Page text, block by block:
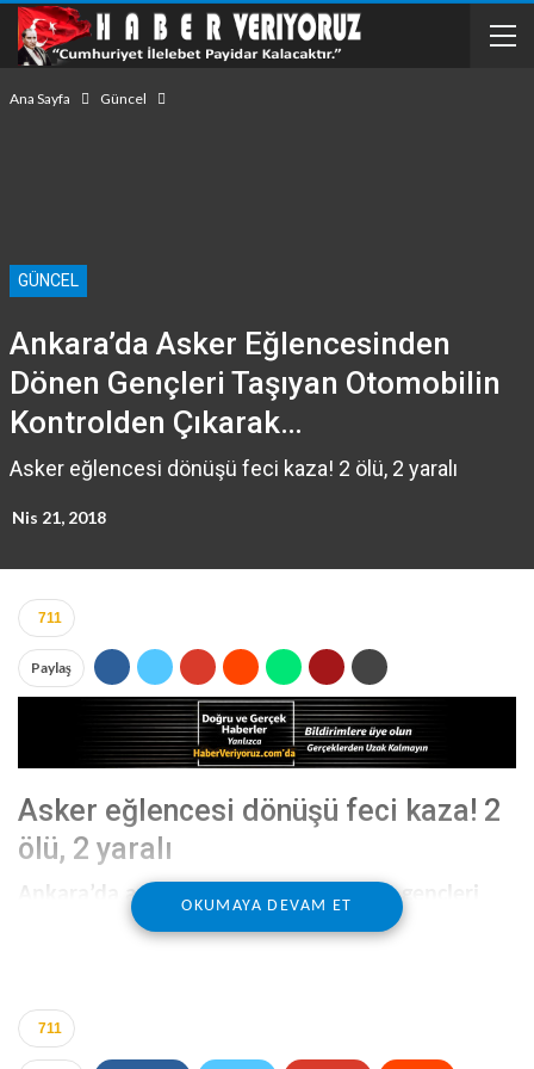
Ana Sayfa Güncel
GÜNCEL
Ankara’da Asker Eğlencesinden
Dönen Gençleri Taşıyan Otomobilin
Kontrolden Çıkarak…
Asker eğlencesi dönüşü feci kaza! 2 ölü, 2 yaralı
Nis 21, 2018
711
Paylaş
Asker eğlencesi dönüşü feci kaza! 2
ölü, 2 yaralı
Ankara’da asker eğlencesinden dönen gençleri
taşıyan otomobilin kontrolden çıkarak,
BENZER HABER
OKUMAYA DEVAM ET
711